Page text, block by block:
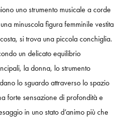
uno strumento musicale a corde
minuscola figura femminile vestita
si trova una piccola conchiglia.
un delicato equilibrio
la donna, lo strumento
lo sguardo attraverso lo spazio
forte sensazione di profondità e
in uno stato d’animo più che